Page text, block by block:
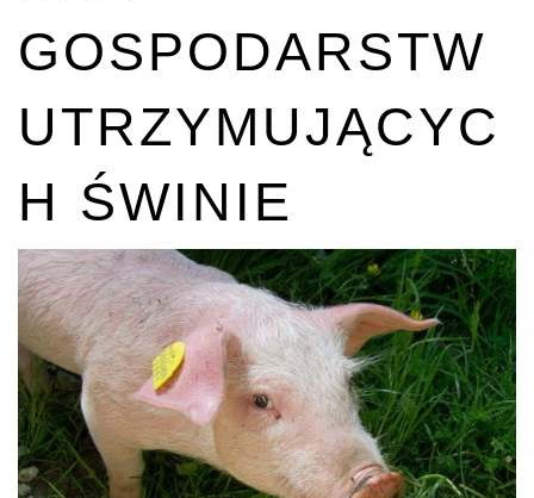
GOSPODARSTW
UTRZYMUJĄCYC
H ŚWINIE